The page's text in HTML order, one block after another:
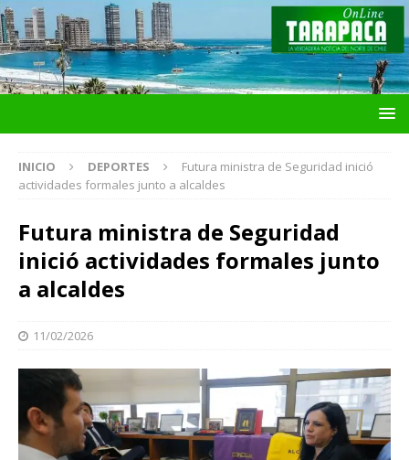
INICIO DEPORTES
Futura ministra de Seguridad inició
actividades formales junto a alcaldes
Futura ministra de Seguridad
inició actividades formales junto
a alcaldes
11/02/2026